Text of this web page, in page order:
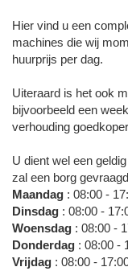
Hier vind u een
machines die wij
huurprijs per dag.
Uiteraard is het ook
bijvoorbeeld een
verhouding
U dient wel een
zal een borg
Maandag : 08:00 -
Dinsdag : 08:00 -
Woensdag : 08:00 -
Donderdag : 08:00 -
Vrijdag : 08:00 -